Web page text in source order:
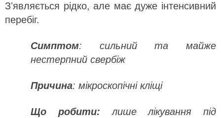
Зʼявляється рідко, але має дуже інтенсивний
перебіг.
Симптом: сильний та майже
нестерпний свербіж
Причина: мікроскопічні кліщі
Що робити: лише лікування під